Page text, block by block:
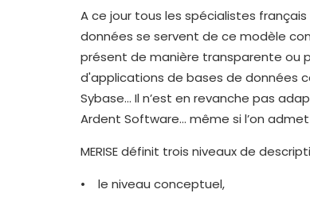
A ce jour tous les spécialistes
données se servent de ce modèle
présent de manière transparente ou
d'applications de bases de données
Sybase… Il n’est en revanche pas
Ardent Software… même si l’on
MERISE définit trois niveaux de
• le niveau conceptuel,